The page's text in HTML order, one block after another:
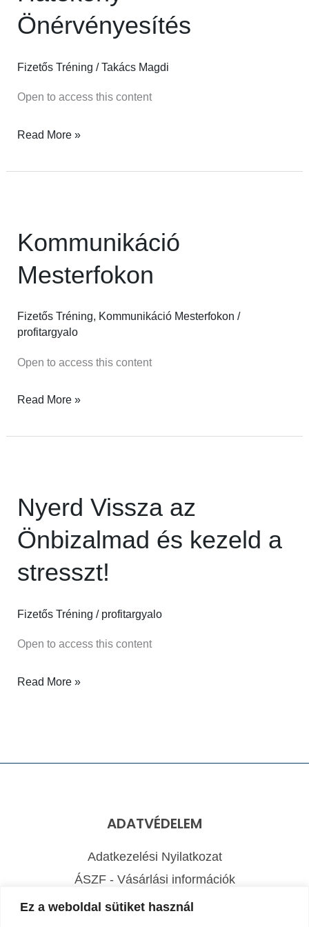
Ez a weboldal sütiket használ
Önérvényesítés
Fizetős Tréning /Takács Magdi
Open to access this content
Read More »
Kommunikáció
Mesterfokon
Fizetős Tréning, Kommunikáció Mesterfokon /
profitargyalo
Open to access this content
Read More »
Nyerd Vissza az
Önbizalmad és kezeld a
stresszt!
Fizetős Tréning / profitargyalo
Open to access this content
az
Önbizalmad
és
kezeld
stresszt!
Read More »
ADATVÉDELEM
Adatkezelési Nyilatkozat
ÁSZF - Vásárlási információk
Elállás a szerződéstől